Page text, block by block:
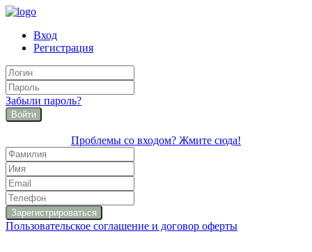
Вход
Регистрация
Забыли пароль?
Войти
Проблемы со входом? Жмите сюда!
Пользовательское соглашение и договор оферты